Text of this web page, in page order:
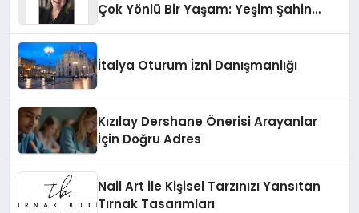
Çok Yönlü Bir Yaşam: Yeşim Şahin
İtalya Oturum İzni Danışmanlığı
Kızılay Dershane Önerisi Arayanlar
İçin Doğru Adres
Nail Art ile Kişisel Tarzınızı Yansıtan
Tırnak Tasarımları